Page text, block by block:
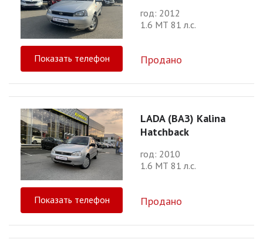
год: 2012
1.6 МТ 81 л.с.
Показать телефон Продано
LADA (ВАЗ) Kalina
Hatchback
год: 2010
1.6 МТ 81 л.с.
Показать телефон Продано